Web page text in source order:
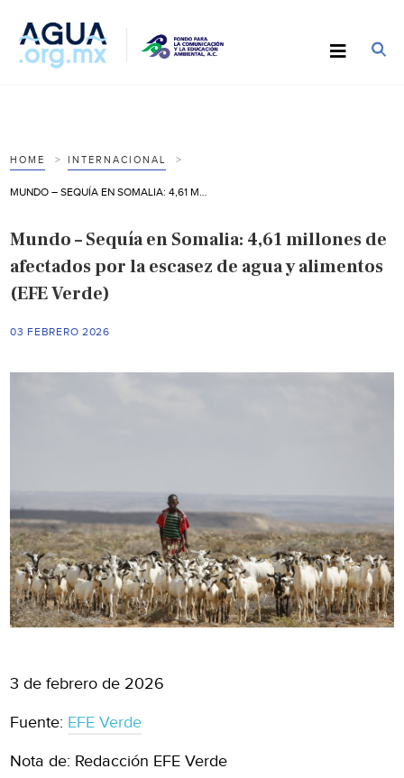
HOME INTERNACIONAL
Mundo – Sequía en Somalia: 4,61 millones de
afectados por la escasez de agua y alimentos
(EFE Verde)
03 FEBRERO 2026
3 de febrero de 2026
Fuente: EFE Verde
Nota de: Redacción EFE Verde